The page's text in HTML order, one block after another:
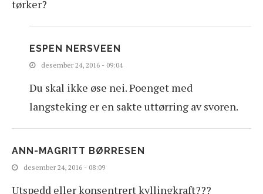
tørker?
ESPEN NERSVEEN
desember 24, 2016 - 09:04
Du skal ikke øse nei. Poenget med
langsteking er en sakte uttørring av svoren.
ANN-MAGRITT BØRRESEN
desember 24, 2016 - 08:09
Utspedd eller konsentrert kyllingkraft???